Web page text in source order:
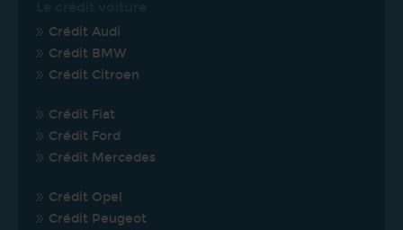
Crédit Audi
Crédit BMW
Crédit Citroen
Crédit Fiat
Crédit Ford
Crédit Mercedes
Crédit Opel
Crédit Peugeot